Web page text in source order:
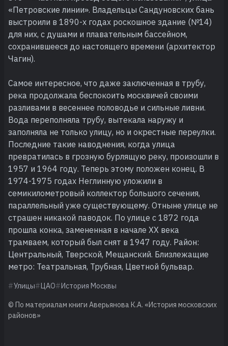
«Петровские линии». Владельцы Сандуновских бань
выстроили в 1890-х годах роскошное здание (№14)
для них, с душами и плавательным бассейном,
сохранившееся до настоящего времени (архитектор
Чагин).
Самое интересное, что даже заключенная в трубу,
река продолжала беспокоить москвичей своими
разливами в весеннее половодье и сильные ливни.
Вода переполняла трубу, вытекала наружу и
заполняла не только улицу, но и окрестные переулки.
Последние такие наводнения, когда улица
превратилась в грозную бурлящую реку, произошли в
1957 и 1964 году. Теперь этому положен конец. В
1974-1975 годах Неглинную уложили в
семикилометровый коллектор большого сечения,
параллельный уже существующему. Отныне улице не
страшен никакой паводок. По улице с 1872 года
прошла конка, замененная в начале XX века
трамваем, который был снят в 1947 году. Район:
Центральный, Тверской, Мещанский. Близлежащие
метро: Театральная, Трубная, Цветной бульвар.
Улицы ЦАО История Москвы
© По материалам книги Аверьянова К.А. «История московских
районов»